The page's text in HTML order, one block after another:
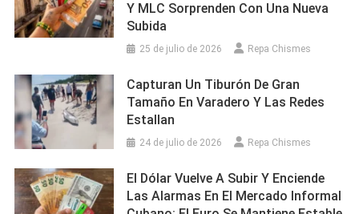
Y MLC Sorprenden Con Una Nueva
Subida
25 de julio de 2026 Repa Chismes
Capturan Un Tiburón De Gran
Tamaño En Varadero Y Las Redes
Estallan
24 de julio de 2026 Repa Chismes
El Dólar Vuelve A Subir Y Enciende
Las Alarmas En El Mercado Informal